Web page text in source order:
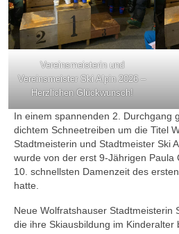
Vereinsmeisterin und
Vereinsmeister Ski Alpin 2026 –
Herzlichen Glückwunsch!
In einem spannenden 2. Durchgang
dichtem Schneetreiben um die Titel
Stadtmeisterin und Stadtmeister Ski
wurde von der erst 9-Jährigen Paula
10. schnellsten Damenzeit des
hatte.
Neue Wolfratshauser Stadtmeisterin
die ihre Skiausbildung im Kinderalter